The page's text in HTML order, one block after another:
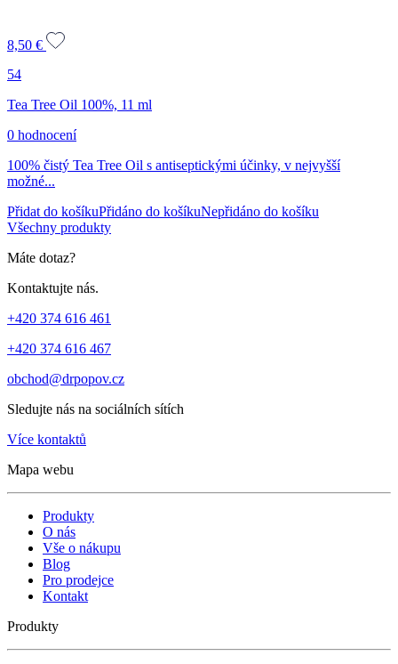
8,50 €
54
Tea Tree Oil 100%, 11 ml
0 hodnocení
100% čistý Tea Tree Oil s antiseptickými účinky, v nejvyšší
možné...
Přidat do košíkuPřidáno do košíkuNepřidáno do košíku
Všechny produkty
Máte dotaz?
Kontaktujte nás.
+420 374 616 461
+420 374 616 467
obchod@drpopov.cz
Sledujte nás na sociálních sítích
Více kontaktů
Mapa webu
Produkty
O nás
Vše o nákupu
Blog
Pro prodejce
Kontakt
Produkty